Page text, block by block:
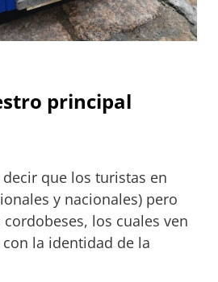
principal
que los turistas en
y nacionales) pero
los cuales ven
la identidad de la